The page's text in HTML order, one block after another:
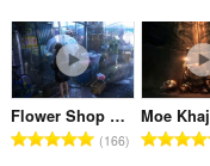
ว
น
ค
ะ
แ
น
Flower Shop Anime Girl
จำ166